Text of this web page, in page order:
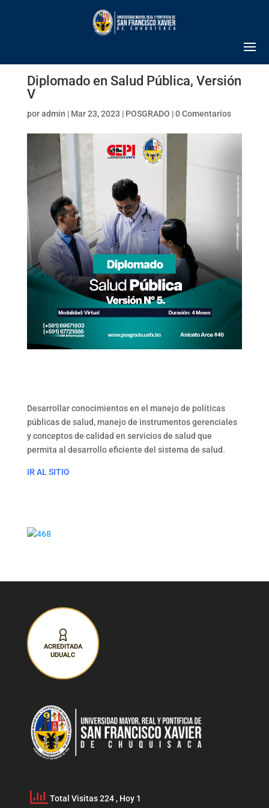
Diplomado en Salud Pública, Versión
V
poradmin | Mar 23, 2023 | POSGRADO |0 Comentarios
Desarrollar conocimientos en el manejo de políticas
públicas de salud, manejo de instrumentos gerenciales
y conceptos de calidad en servicios de salud que
permita al desarrollo eficiente del sistema de salud.
IR AL SITIO
ACREDITADA
UDUALC
Total Visitas 224 , Hoy 1